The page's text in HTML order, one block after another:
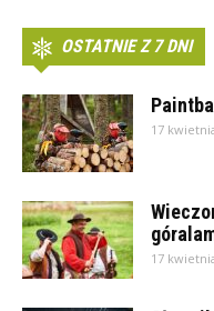
OSTATNIE Z 7 DNI
17
17